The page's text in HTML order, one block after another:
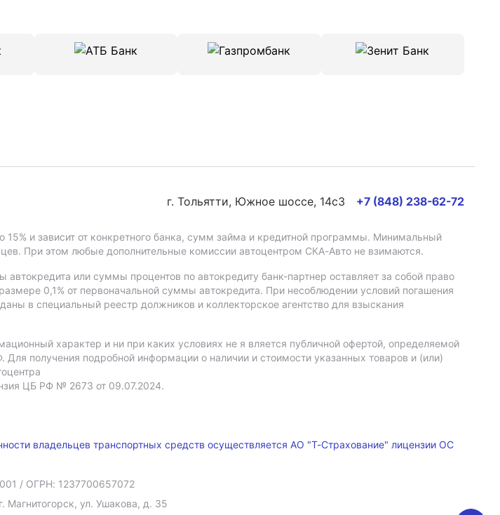
г. Тольятти, Южное шоссе, 14с3 +7 (848) 238-62-72
15% и зависит от конкретного банка, сумм займа и кредитной программы. Минимальный
При этом любые дополнительные комиссии автоцентром СКА-Авто не взимаются.
или суммы процентов по автокредиту банк-партнер оставляет за собой право
0,1% от первоначальной суммы автокредита. При несоблюдении условий погашения
в специальный реестр должников и коллекторское агентство для взыскания
характер и ни при каких условиях не я вляется публичной офертой, определяемой
получения подробной информации о наличии и стоимости указанных товаров и (или)
ЦБ РФ № 2673 от 09.07.2024.
владельцев транспортных средств осуществляется АО "Т-Страхование" лицензии ОС
/ ОГРН: 1237700657072
Магнитогорск, ул. Ушакова, д. 35